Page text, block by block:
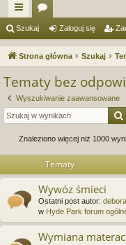
ię
ce
or
a
Szukaj Zaloguj się
Strona główna Szukaj
Tematy bez
Wyszukiwanie zaawansowane
Znaleziono więcej niż 1000
Tematy
Wywóz śmieci
Ostatni post autor:
w Hyde Park forum
Wymiana